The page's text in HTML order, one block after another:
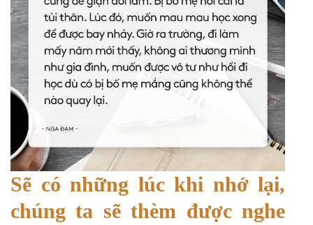
Sẽ có những lúc khi nhớ lại,
chúng ta sẽ thèm được nghe